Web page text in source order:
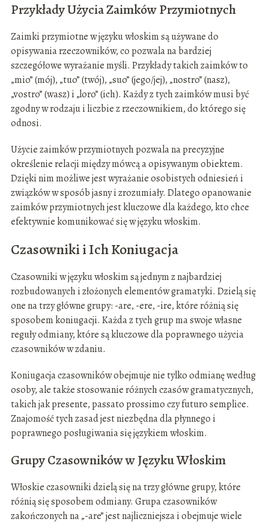
Przykłady Użycia Zaimków Przymiotnych
Zaimki przymiotne w języku włoskim są używane do
opisywania rzeczowników, co pozwala na bardziej
szczegółowe wyrażanie myśli. Przykłady takich zaimków to
„mio” (mój), „tuo” (twój), „suo” (jego/jej), „nostro” (nasz),
„vostro” (wasz) i „loro” (ich). Każdy z tych zaimków musi być
zgodny w rodzaju i liczbie z rzeczownikiem, do którego się
odnosi.
Użycie zaimków przymiotnych pozwala na precyzyjne
określenie relacji między mówcą a opisywanym obiektem.
Dzięki nim możliwe jest wyrażanie osobistych odniesień i
związków w sposób jasny i zrozumiały. Dlatego opanowanie
zaimków przymiotnych jest kluczowe dla każdego, kto chce
efektywnie komunikować się w języku włoskim.
Czasowniki i Ich Koniugacja
Czasowniki w języku włoskim są jednym z najbardziej
rozbudowanych i złożonych elementów gramatyki. Dzielą się
one na trzy główne grupy: -are, -ere, -ire, które różnią się
sposobem koniugacji. Każda z tych grup ma swoje własne
reguły odmiany, które są kluczowe dla poprawnego użycia
czasowników w zdaniu.
Koniugacja czasowników obejmuje nie tylko odmianę według
osoby, ale także stosowanie różnych czasów gramatycznych,
takich jak presente, passato prossimo czy futuro semplice.
Znajomość tych zasad jest niezbędna dla płynnego i
poprawnego posługiwania się językiem włoskim.
Grupy Czasowników w Języku Włoskim
Włoskie czasowniki dzielą się na trzy główne grupy, które
różnią się sposobem odmiany. Grupa czasowników
zakończonych na „-are” jest najliczniejsza i obejmuje wiele